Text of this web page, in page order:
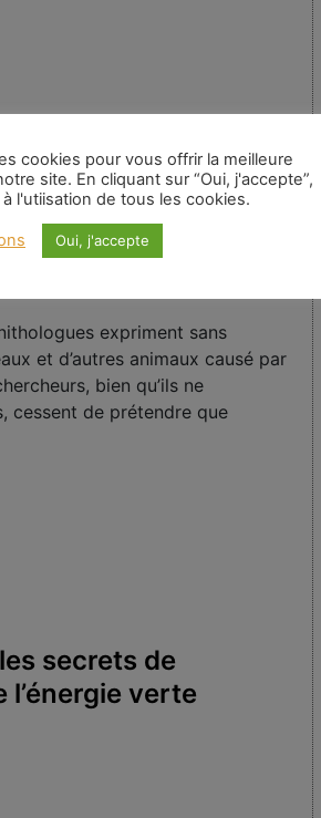
émission
expriment sans
et d’autres animaux causé par
bien qu’ils ne
cessent de prétendre que
secrets de
verte
cookies pour vous offrir la meilleure
site. En cliquant sur “Oui, j'accepte”,
l'utiisation de tous les cookies.
Oui, j'accepte